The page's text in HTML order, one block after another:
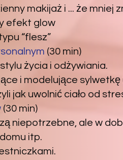
makijaż i ... że mniej
efekt glow
“flesz”
(30 min)
życia i odżywiania.
i modelujące
jak uwolnić ciało od
(30 min)
niepotrzebne, ale w
itp.